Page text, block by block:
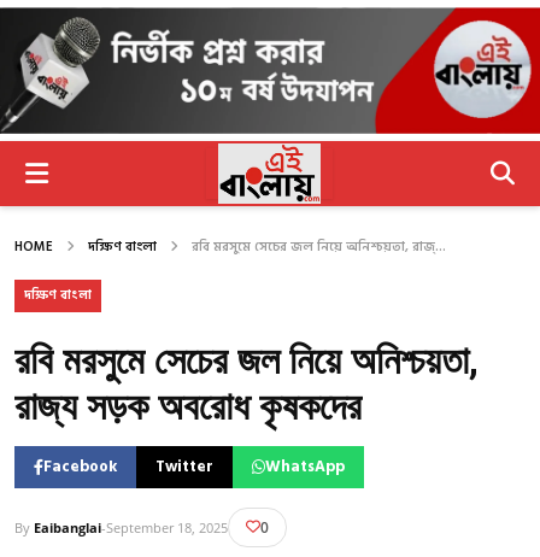
HOME দক্ষিণ বাংলা রবি মরসুমে সেচের জল নিয়ে অনিশ্চয়তা, রাজ্...
দক্ষিণ বাংলা
রবি মরসুমে সেচের জল নিয়ে অনিশ্চয়তা,
রাজ্য সড়ক অবরোধ কৃষকদের
Facebook Twitter WhatsApp
By Eaibanglai-September 18, 2025 0